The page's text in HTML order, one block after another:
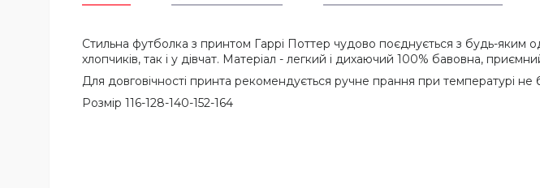
Стильна футболка з принтом Гаррі Поттер чудово поєднується з будь-яким
хлопчиків, так і у дівчат. Матеріал - легкий і дихаючий 100% бавовна,
Для довговічності принта рекомендується ручне прання при температурі не
Розмір 116-128-140-152-164